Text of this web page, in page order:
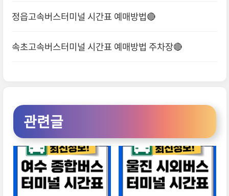
정읍고속버스터미널 시간표 예매방법🔴
속초고속버스터미널 시간표 예매방법 주차장🔴
관련글